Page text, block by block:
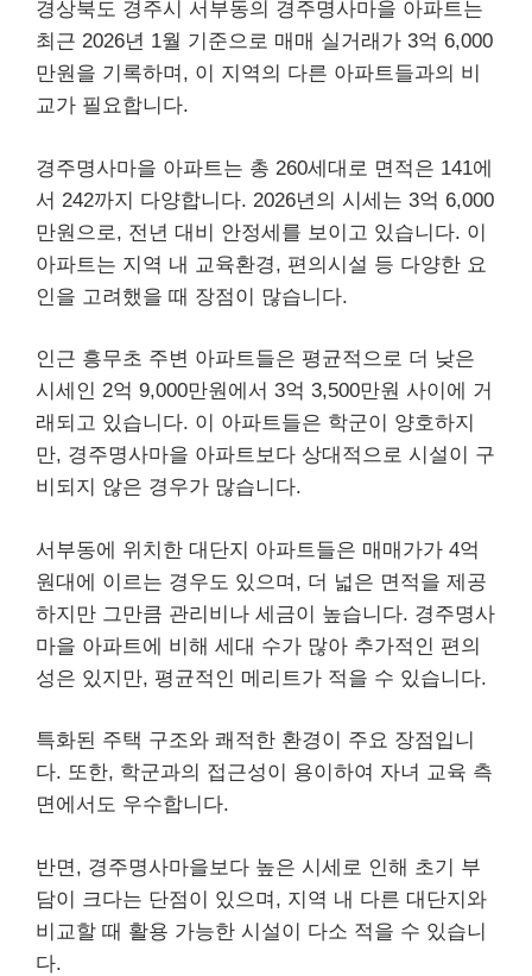
경상북도 경주시 서부동의 경주명사마을 아파트는
최근 2026년 1월 기준으로 매매 실거래가 3억 6,000
만원을 기록하며, 이 지역의 다른 아파트들과의 비
교가 필요합니다.
경주명사마을 아파트는 총 260세대로 면적은 141에
서 242까지 다양합니다. 2026년의 시세는 3억 6,000
만원으로, 전년 대비 안정세를 보이고 있습니다. 이
아파트는 지역 내 교육환경, 편의시설 등 다양한 요
인을 고려했을 때 장점이 많습니다.
인근 흥무초 주변 아파트들은 평균적으로 더 낮은
시세인 2억 9,000만원에서 3억 3,500만원 사이에 거
래되고 있습니다. 이 아파트들은 학군이 양호하지
만, 경주명사마을 아파트보다 상대적으로 시설이 구
비되지 않은 경우가 많습니다.
서부동에 위치한 대단지 아파트들은 매매가가 4억
원대에 이르는 경우도 있으며, 더 넓은 면적을 제공
하지만 그만큼 관리비나 세금이 높습니다. 경주명사
마을 아파트에 비해 세대 수가 많아 추가적인 편의
성은 있지만, 평균적인 메리트가 적을 수 있습니다.
특화된 주택 구조와 쾌적한 환경이 주요 장점입니
다. 또한, 학군과의 접근성이 용이하여 자녀 교육 측
면에서도 우수합니다.
반면, 경주명사마을보다 높은 시세로 인해 초기 부
담이 크다는 단점이 있으며, 지역 내 다른 대단지와
비교할 때 활용 가능한 시설이 다소 적을 수 있습니
다.